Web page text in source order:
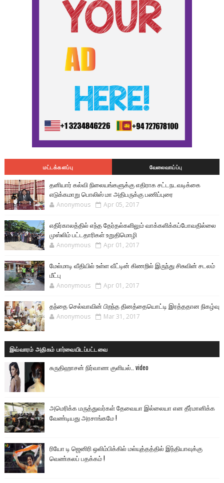
மட்டக்களப்பு வேலைவாய்ப்பு
தனியார் கல்வி நிலையங்களுக்கு எதிராக சட்டநடவடிக்கை
எடுக்கமாறு பொலிஸ் மா அதிபருக்கு பணிப்புரை
Anonymous Apr 05, 2017
எதிர்காலத்தில் எந்த தேர்தல்களிலும் வாக்களிக்கப்போவதில்லை
முஸ்லிம் பட்டதாரிகள் உறுதிமொழி
Anonymous Apr 01, 2017
மேல்மாடி வீதியில் உள்ள வீட்டின் கிணறில் இருந்து சிசுவின் சடலம்
மீட்பு
Anonymous Apr 01, 2017
தந்தை செல்வாவின் பிறந்த தினத்தையொட்டி இரத்ததான நிகழ்வு
Anonymous Mar 31, 2017
இவ்வாரம் அதிகம் பார்வையிடப்பட்டவை
சுருதிஹாசன் நிர்வாண குளியல்.. video
அமெரிக்க மருத்துவர்கள் தேவையா இல்லையா என தீர்மானிக்க
வேண்டியது அரசாங்கமே !
ரியோ டி ஜெனிரி ஒலிம்பிக்கில் மல்யுத்தத்தில் இந்தியாவுக்கு
வெண்கலப் பதக்கம் !